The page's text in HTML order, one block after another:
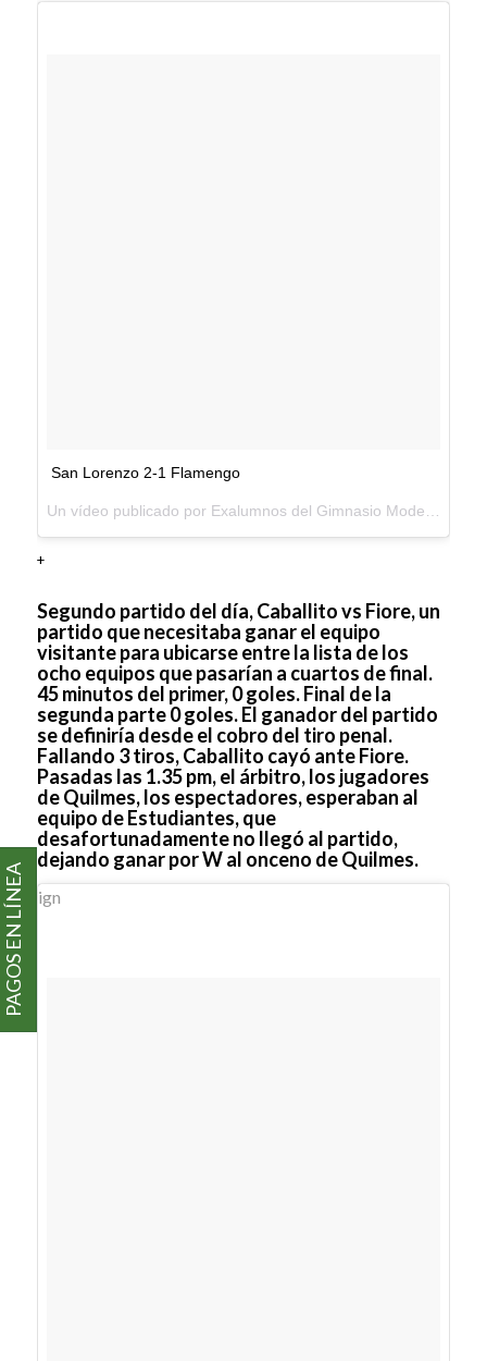
San Lorenzo 2-1 Flamengo
+
Segundo partido del día, Caballito vs Fiore, un
partido que necesitaba ganar el equipo
visitante para ubicarse entre la lista de los
ocho equipos que pasarían a cuartos de final.
45 minutos del primer, 0 goles. Final de la
segunda parte 0 goles. El ganador del partido
se definiría desde el cobro del tiro penal.
Fallando 3 tiros, Caballito cayó ante Fiore.
Pasadas las 1.35 pm, el árbitro, los jugadores
de Quilmes, los espectadores, esperaban al
equipo de Estudiantes, que
desafortunadamente no llegó al partido,
dejando ganar por W al onceno de Quilmes.
ign
PAGOS EN LÍNEA